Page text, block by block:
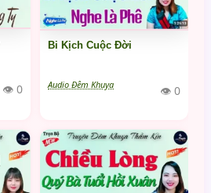
👁 0
Bi Kịch Cuộc Đời
Audio Đêm Khuya 👁 0